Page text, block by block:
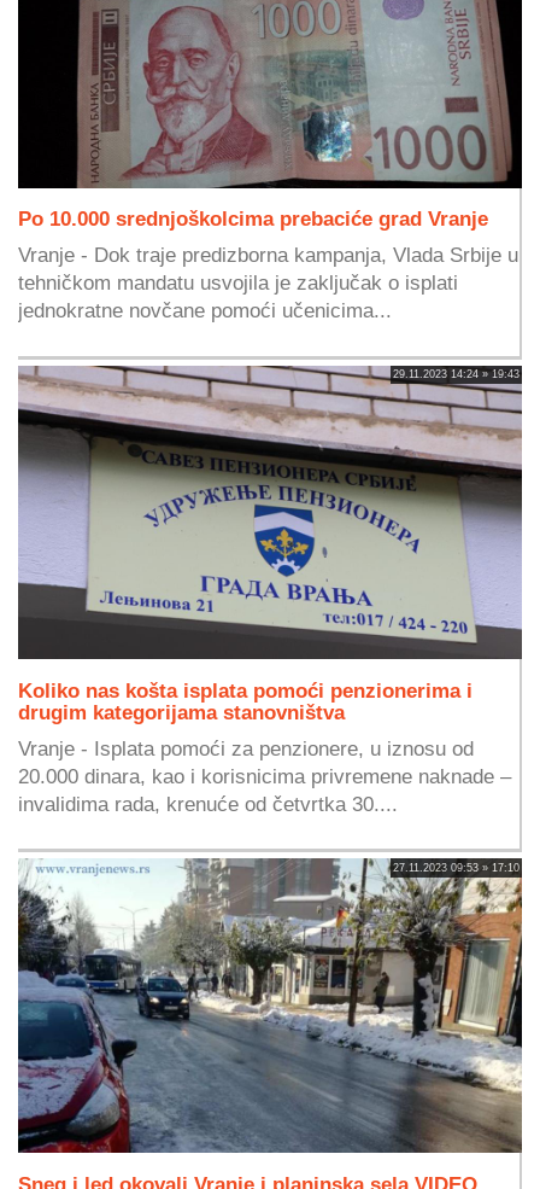
Po 10.000 srednjoškolcima prebaciće grad Vranje
Vranje - Dok traje predizborna kampanja, Vlada Srbije u
tehničkom mandatu usvojila je zaključak o isplati
jednokratne novčane pomoći učenicima...
29.11.2023 14:24 » 19:43
Koliko nas košta isplata pomoći penzionerima i
drugim kategorijama stanovništva
Vranje - Isplata pomoći za penzionere, u iznosu od
20.000 dinara, kao i korisnicima privremene naknade –
invalidima rada, krenuće od četvrtka 30....
27.11.2023 09:53 » 17:10
Sneg i led okovali Vranje i planinska sela VIDEO